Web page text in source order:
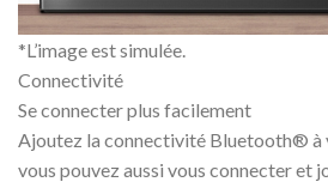
*L’image est simulée.
Connectivité
Se connecter plus facilement
Ajoutez la connectivité Bluetooth® à
vous pouvez aussi vous connecter et